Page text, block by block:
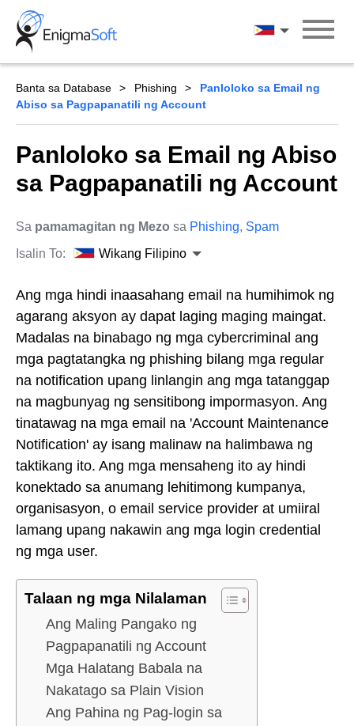
Skip
content
Wikang Filipino
Banta sa Database Phishing
Panloloko sa Email ng
Abiso sa Pagpapanatili ng Account
Panloloko sa Email ng Abiso
sa Pagpapanatili ng Account
Sa pamamagitan ng Mezo sa Phishing, Spam
Isalin To:
Wikang Filipino
Ang mga hindi inaasahang email na humihimok ng
agarang aksyon ay dapat laging maging maingat.
Madalas na binabago ng mga cybercriminal ang
mga pagtatangka ng phishing bilang mga regular
na notification upang linlangin ang mga tatanggap
na magbunyag ng sensitibong impormasyon. Ang
tinatawag na mga email na 'Account Maintenance
Notification' ay isang malinaw na halimbawa ng
taktikang ito. Ang mga mensaheng ito ay hindi
konektado sa anumang lehitimong kumpanya,
organisasyon, o email service provider at umiiral
lamang upang nakawin ang mga login credential
ng mga user.
Talaan ng mga Nilalaman
Ang Maling Pangako ng
Pagpapanatili ng Account
Mga Halatang Babala na
Nakatago sa Plain Vision
Ang Pahina ng Pag-login sa